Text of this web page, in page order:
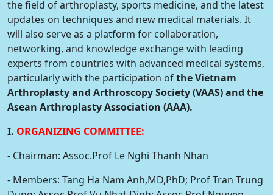
the field of arthroplasty, sports medicine, and the latest
updates on techniques and new medical materials. It
will also serve as a platform for collaboration,
networking, and knowledge exchange with leading
experts from countries with advanced medical systems,
particularly with the participation ofthe Vietnam
Arthroplasty and Arthroscopy Society (VAAS) and the
Asean Arthroplasty Association (AAA).
I. ORGANIZING COMMITTEE:
- Chairman: Assoc.Prof Le Nghi Thanh Nhan
- Members: Tang Ha Nam Anh,MD,PhD; Prof Tran Trung